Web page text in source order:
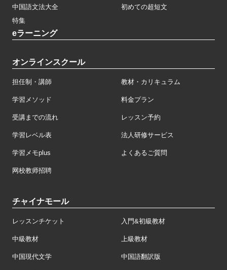
中国語文法大全
初めての超短文
特集
eラーニング
オンラインスクール
担任制・講師 教材・カリキュラム
学習メソッド 料金プラン
受講までの流れ レッスン予約
学習レベル表 法人研修サービス
学習メモplus よくあるご質問
网校教师招聘
チャイナモール
レッスンチケット 入門&初級教材
中級教材 上級教材
中国現代文学 中国語翻訳版